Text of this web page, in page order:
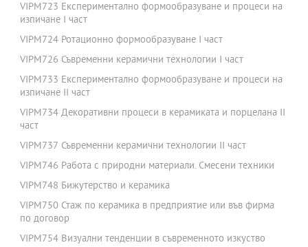
VIPM723 Експериментално формообразуване и процеси на
изпичане І част
VIPM724 Ротационно формообразуване І част
VIPM726 Съвременни керамични технологии І част
VIPM733 Експериментално формообразуване и процеси на
изпичане ІІ част
VIPM734 Декоративни процеси в керамиката и порцелана ІІ
част
VIPM737 Съвременни керамични технологии ІІ част
VIPM746 Работа с природни материали. Смесени техники
VIPM748 Бижутерство и керамика
VIPM750 Стаж по керамика в предприятие или във фирма
по договор
VIPM754 Визуални тенденции в съвременното изкуство